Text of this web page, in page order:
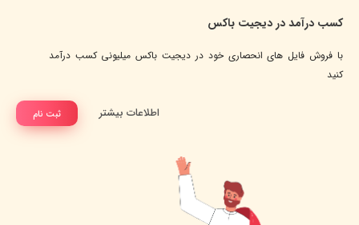
کسب درآمد در دیجیت باکس
با فروش فایل های انحصاری خود در دیجیت باکس میلیونی کسب درآمد
کنید
ثبت نام اطلاعات بیشتر